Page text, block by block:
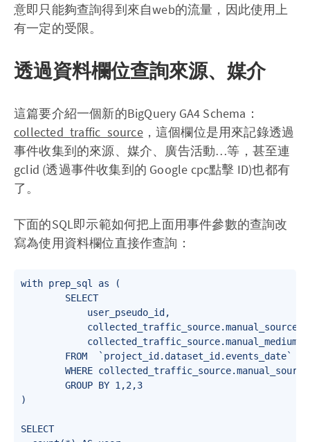
意即只能夠查詢得到來自web的流量，因此使用上
有一定的受限。
透過資料欄位查詢來源、媒介
這篇要介紹一個新的BigQuery GA4 Schema：
collected_traffic_source，這個欄位是用來記錄透過
事件收集到的來源、媒介、廣告活動…等，甚至連
gclid (透過事件收集到的 Google cpc點擊 ID)也都有
了。
下面的SQL即示範如何把上面用事件參數的查詢改
寫為使用資料欄位直接作查詢：
with prep_sql as (
        SELECT
            user_pseudo_id,
collected_traffic_source.manual_source
collected_traffic_source.manual_medium
        FROM  `project_id.dataset_id.events_date`
WHERE
        GROUP BY 1,2,3
)
SELECT